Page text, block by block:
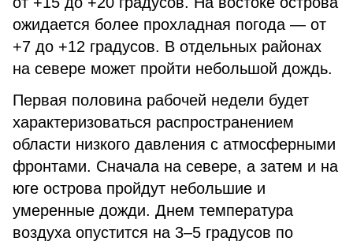
ожидается более прохладная погода — от
+7 до +12 градусов. В отдельных районах
на севере может пройти небольшой дождь.
Первая половина рабочей недели будет
характеризоваться распространением
области низкого давления с атмосферными
фронтами. Сначала на севере, а затем и на
юге острова пройдут небольшие и
умеренные дожди. Днем температура
воздуха опустится на 3–5 градусов по